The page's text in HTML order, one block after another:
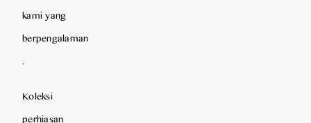
kami yang
berpengalaman
.
Koleksi
perhiasan